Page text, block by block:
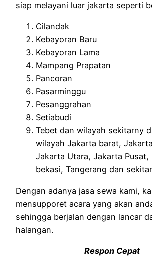
siap melayani luar jakarta seperti
Cilandak
Kebayoran Baru
Kebayoran Lama
Mampang Prapatan
Pancoran
Pasarminggu
Pesanggrahan
Setiabudi
Tebet dan wilayah sekitarny
wilayah Jakarta barat,
Jakarta Utara, Jakarta Pusat,
bekasi, Tangerang dan
Dengan adanya jasa sewa kami,
mensupporet acara yang akan
sehingga berjalan dengan lancar
halangan.
Respon Cepat